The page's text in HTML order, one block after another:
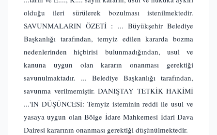
olduğu ileri sürülerek bozulması istenilmektedir.
SAVUNMALARIN ÖZETİ : ... Büyükşehir Belediye
Başkanlığı tarafından, temyiz edilen kararda bozma
nedenlerinden hiçbirisi bulunmadığından, usul ve
kanuna uygun olan kararın onanması gerektiği
savunulmaktadır. ... Belediye Başkanlığı tarafından,
savunma verilmemiştir. DANIŞTAY TETKİK HAKİMİ
...'IN DÜŞÜNCESİ: Temyiz isteminin reddi ile usul ve
yasaya uygun olan Bölge İdare Mahkemesi İdari Dava
Dairesi kararının onanması gerektiği düşünülmektedir.